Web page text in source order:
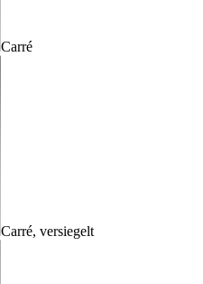
Carré
Carré, versiegelt